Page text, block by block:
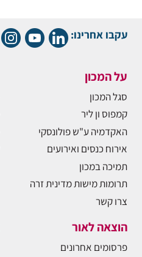
עקבו אחרינו:
על המכון
סגל המכון
קמפוס ון ליר
האקדמיה ע"ש פולונסקי
אירוח כנסים ואירועים
תמיכה במכון
תרומות מישות מדינית זרה
צרו קשר
הוצאה לאור
פרסומים אחרונים